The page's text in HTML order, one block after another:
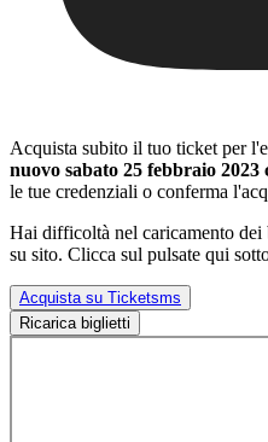
Acquista subito il tuo ticket per
nuovo sabato 25 febbraio
le tue credenziali o conferma
Hai difficoltà nel caricamento
su sito. Clicca sul pulsate qui
Acquista su Ticketsms
Ricarica biglietti